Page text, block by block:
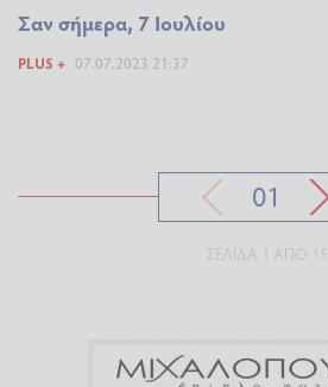
Σαν σήμερα, 7 Ιουλίου
PLUS + 07.07.2023 21:37
01
ΣΕΛΊΔΑ 1 ΑΠΌ 15